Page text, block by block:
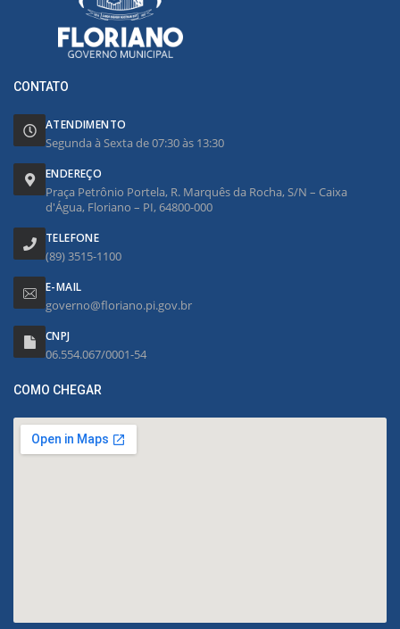
CONTATO
ATENDIMENTO
Segunda à Sexta de 07:30 às 13:30
ENDEREÇO
Praça Petrônio Portela, R. Marquês da Rocha, S/N – Caixa
d'Água, Floriano – PI, 64800-000
TELEFONE
(89) 3515-1100
E-MAIL
governo@floriano.pi.gov.br
CNPJ
06.554.067/0001-54
COMO CHEGAR